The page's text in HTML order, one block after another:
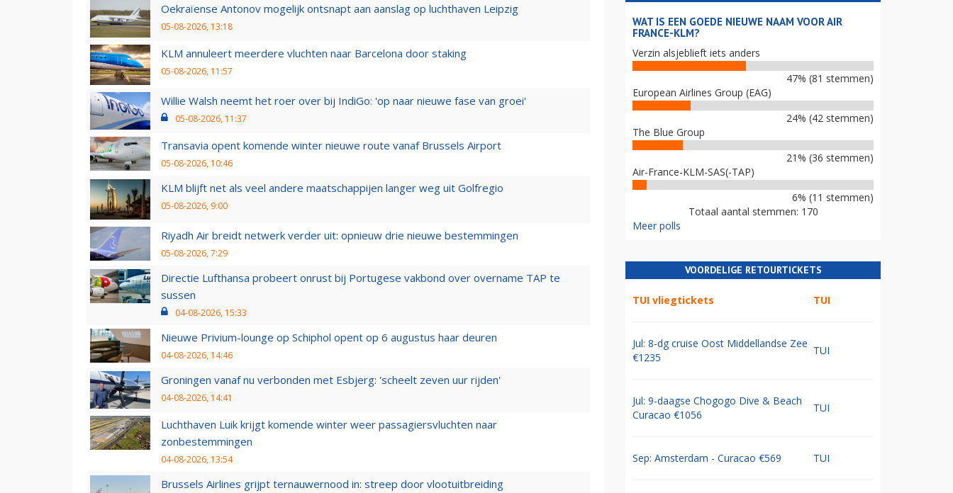
Oekraïense Antonov mogelijk ontsnapt aan aanslag op luchthaven Leipzig
05-08-2026, 13:18
KLM annuleert meerdere vluchten naar Barcelona door staking
05-08-2026, 11:57
Willie Walsh neemt het roer over bij IndiGo: 'op naar nieuwe fase van groei'
05-08-2026, 11:37
Transavia opent komende winter nieuwe route vanaf Brussels Airport
05-08-2026, 10:46
KLM blijft net als veel andere maatschappijen langer weg uit Golfregio
05-08-2026, 9:00
Riyadh Air breidt netwerk verder uit: opnieuw drie nieuwe bestemmingen
05-08-2026, 7:29
Directie Lufthansa probeert onrust bij Portugese vakbond over overname TAP te
sussen
04-08-2026, 15:33
Nieuwe Privium-lounge op Schiphol opent op 6 augustus haar deuren
04-08-2026, 14:46
Groningen vanaf nu verbonden met Esbjerg: 'scheelt zeven uur rijden'
04-08-2026, 14:41
Luchthaven Luik krijgt komende winter weer passagiersvluchten naar
zonbestemmingen
04-08-2026, 13:54
Brussels Airlines grijpt ternauwernood in: streep door vlootuitbreiding
WAT IS EEN GOEDE NIEUWE NAAM VOOR AIR
FRANCE-KLM?
Verzin alsjeblieft iets anders
47% (81 stemmen)
European Airlines Group (EAG)
24% (42 stemmen)
The Blue Group
21% (36 stemmen)
Air-France-KLM-SAS(-TAP)
6% (11 stemmen)
Totaal aantal stemmen: 170
Meer polls
VOORDELIGE RETOURTICKETS
TUI vliegtickets TUI
Jul: 8-dg cruise Oost Middellandse Zee
€1235
TUI
Jul: 9-daagse Chogogo Dive & Beach
Curacao €1056
TUI
Sep: Amsterdam - Curacao €569 TUI